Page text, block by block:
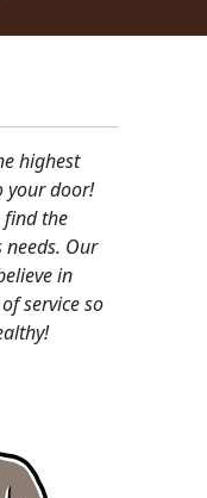
highest
your door!
find the
Our
in
service so